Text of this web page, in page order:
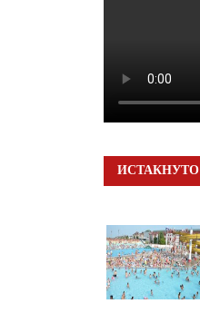
ИСТАКНУТО